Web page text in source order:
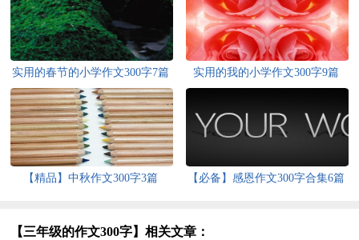
实用的春节的小学作文300字7篇 实用的我的小学作文300字9篇
【精品】中秋作文300字3篇 【必备】感恩作文300字合集6篇
【三年级的作文300字】相关文章：